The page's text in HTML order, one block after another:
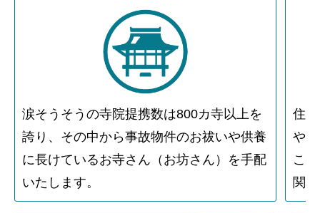
涙そうそうの寺院提携数は800カ寺以上を
誇り、その中から事故物件のお祓いや供養
に長けているお寺さん（お坊さん）を手配
いたします。
住
や
こ
関